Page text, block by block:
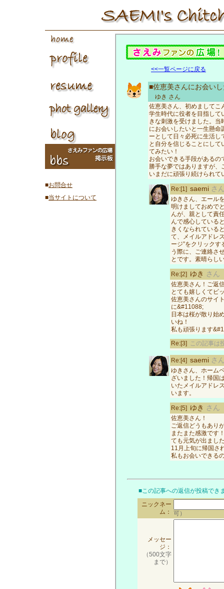
■お問合せ
■当サイトについて
<<一覧ページに戻る
■佐恵美さんにお会い
ゆき さん
佐恵美さん、初めましてこ
学生時代に役者を目指して
きな刺激を受けました。当
にお会いしたいと一生懸
ーとして日々必死に生活
と自分を信じることにし
てみたい！
お会いできる手段がある
勝手な夢ではありますが、
いまだに頑張り続けられ
Re:[1] saemi さ
ゆきさん、エール
明けましておめで
んが、親として責
んで感心している
きくなられている
て、メイルアドレ
ージ”をクリック
う際に、ご連絡さ
とです。素晴らし
Re:[2] ゆき さん
佐恵美さん！ご返
とても嬉しくてビ
佐恵美さんのサイ
に&#11088;
日本は桜が散り始
いね！
私も頑張ります
Re:[3]
この記事は
Re:[4] saemi さ
ゆきさん、ホーム
ざいました！帰国
いたメイルアドレ
います。
Re:[5] ゆき さん
佐恵美さん！
ご返信どうもあり
またまた感激です
ても元気が出まし
11月上旬に帰国さ
私もお会いできる
■この記事への返信が投稿でき
ニックネー
ム：
可）
メッセー
ジ：
（500文字
まで）